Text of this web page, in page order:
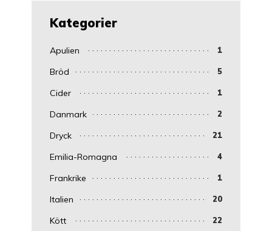
Kategorier
Apulien 1
Bröd 5
Cider 1
Danmark 2
Dryck 21
Emilia-Romagna 4
Frankrike 1
Italien 20
Kött 22